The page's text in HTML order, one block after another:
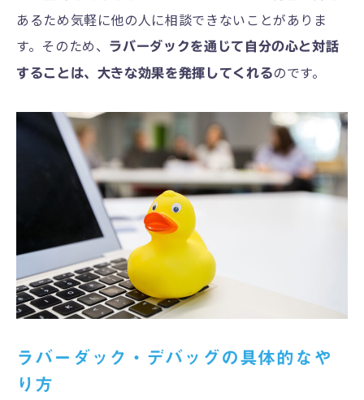
あるため気軽に他の人に相談できないことがありま
す。そのため、
ラバーダックを通じて自分の心と対話
することは、大きな効果を発揮してくれるのです。
ラバーダック・デバッグの具体的なや
り方